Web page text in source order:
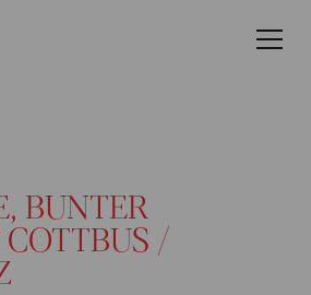
BUNTER
/